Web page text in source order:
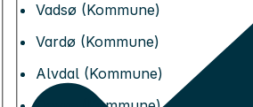
Vadsø (Kommune)
Vardø (Kommune)
Alvdal (Kommune)